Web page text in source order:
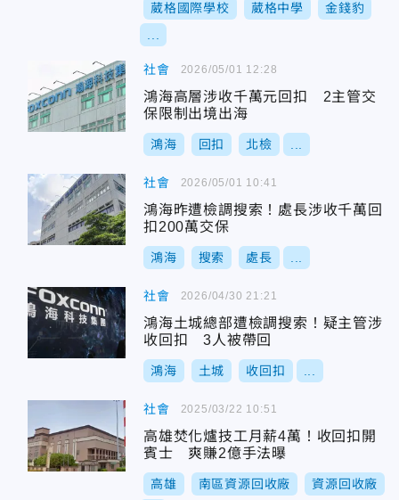
葳格國際學校 葳格中學 金錢豹
社會
鴻海高層涉收千萬元回扣 2主管交
保限制出境出海
鴻海 回扣 北檢
2026/05/01 12:28
社會
鴻海昨遭檢調搜索！處長涉收千萬回
扣200萬交保
鴻海 搜索 處長
2026/05/01 10:41
社會
鴻海土城總部遭檢調搜索！疑主管涉
收回扣 3人被帶回
鴻海 土城 收回扣
2026/04/30 21:21
社會
高雄焚化爐技工月薪4萬！收回扣開
賓士 爽賺2億手法曝
高雄 南區資源回收廠 資源回收廠
2025/03/22 10:51